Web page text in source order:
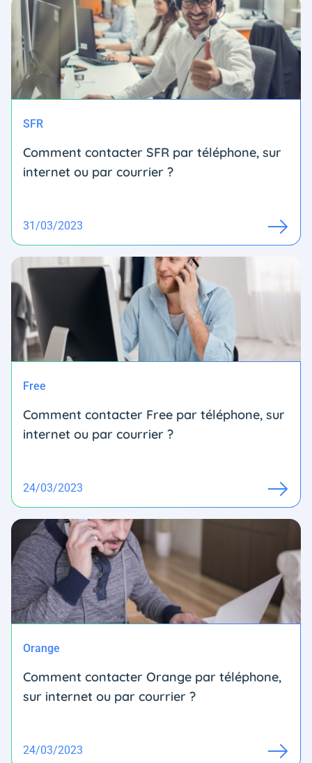
SFR
Comment contacter SFR par téléphone, sur
internet ou par courrier ?
31/03/2023
Free
Comment contacter Free par téléphone, sur
internet ou par courrier ?
24/03/2023
Orange
Comment contacter Orange par téléphone,
sur internet ou par courrier ?
24/03/2023